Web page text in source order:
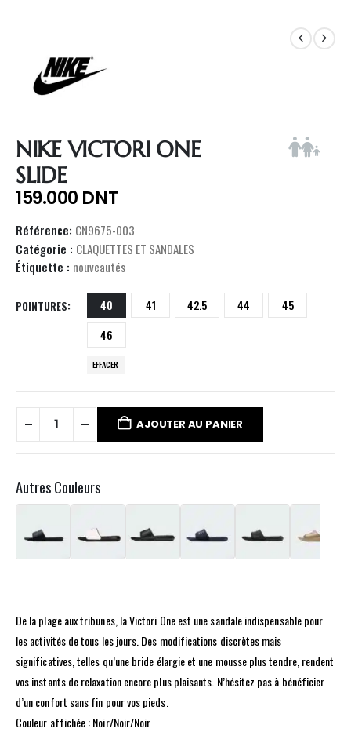
NIKE VICTORI ONE
SLIDE
159.000 DNT
Référence: CN9675-003
Catégorie : CLAQUETTES ET SANDALES
Étiquette : nouveautés
POINTURES 40 41 42.5 44
45
46
EFFACER
AJOUTER AU PANIER
Autres Couleurs
De la plage aux tribunes, la Victori One est une sandale indispensable pour
les activités de tous les jours. Des modifications discrètes mais
significatives, telles qu’une bride élargie et une mousse plus tendre, rendent
vos instants de relaxation encore plus plaisants. N’hésitez pas à bénéficier
d’un confort sans fin pour vos pieds.
Couleur affichée : Noir/Noir/Noir